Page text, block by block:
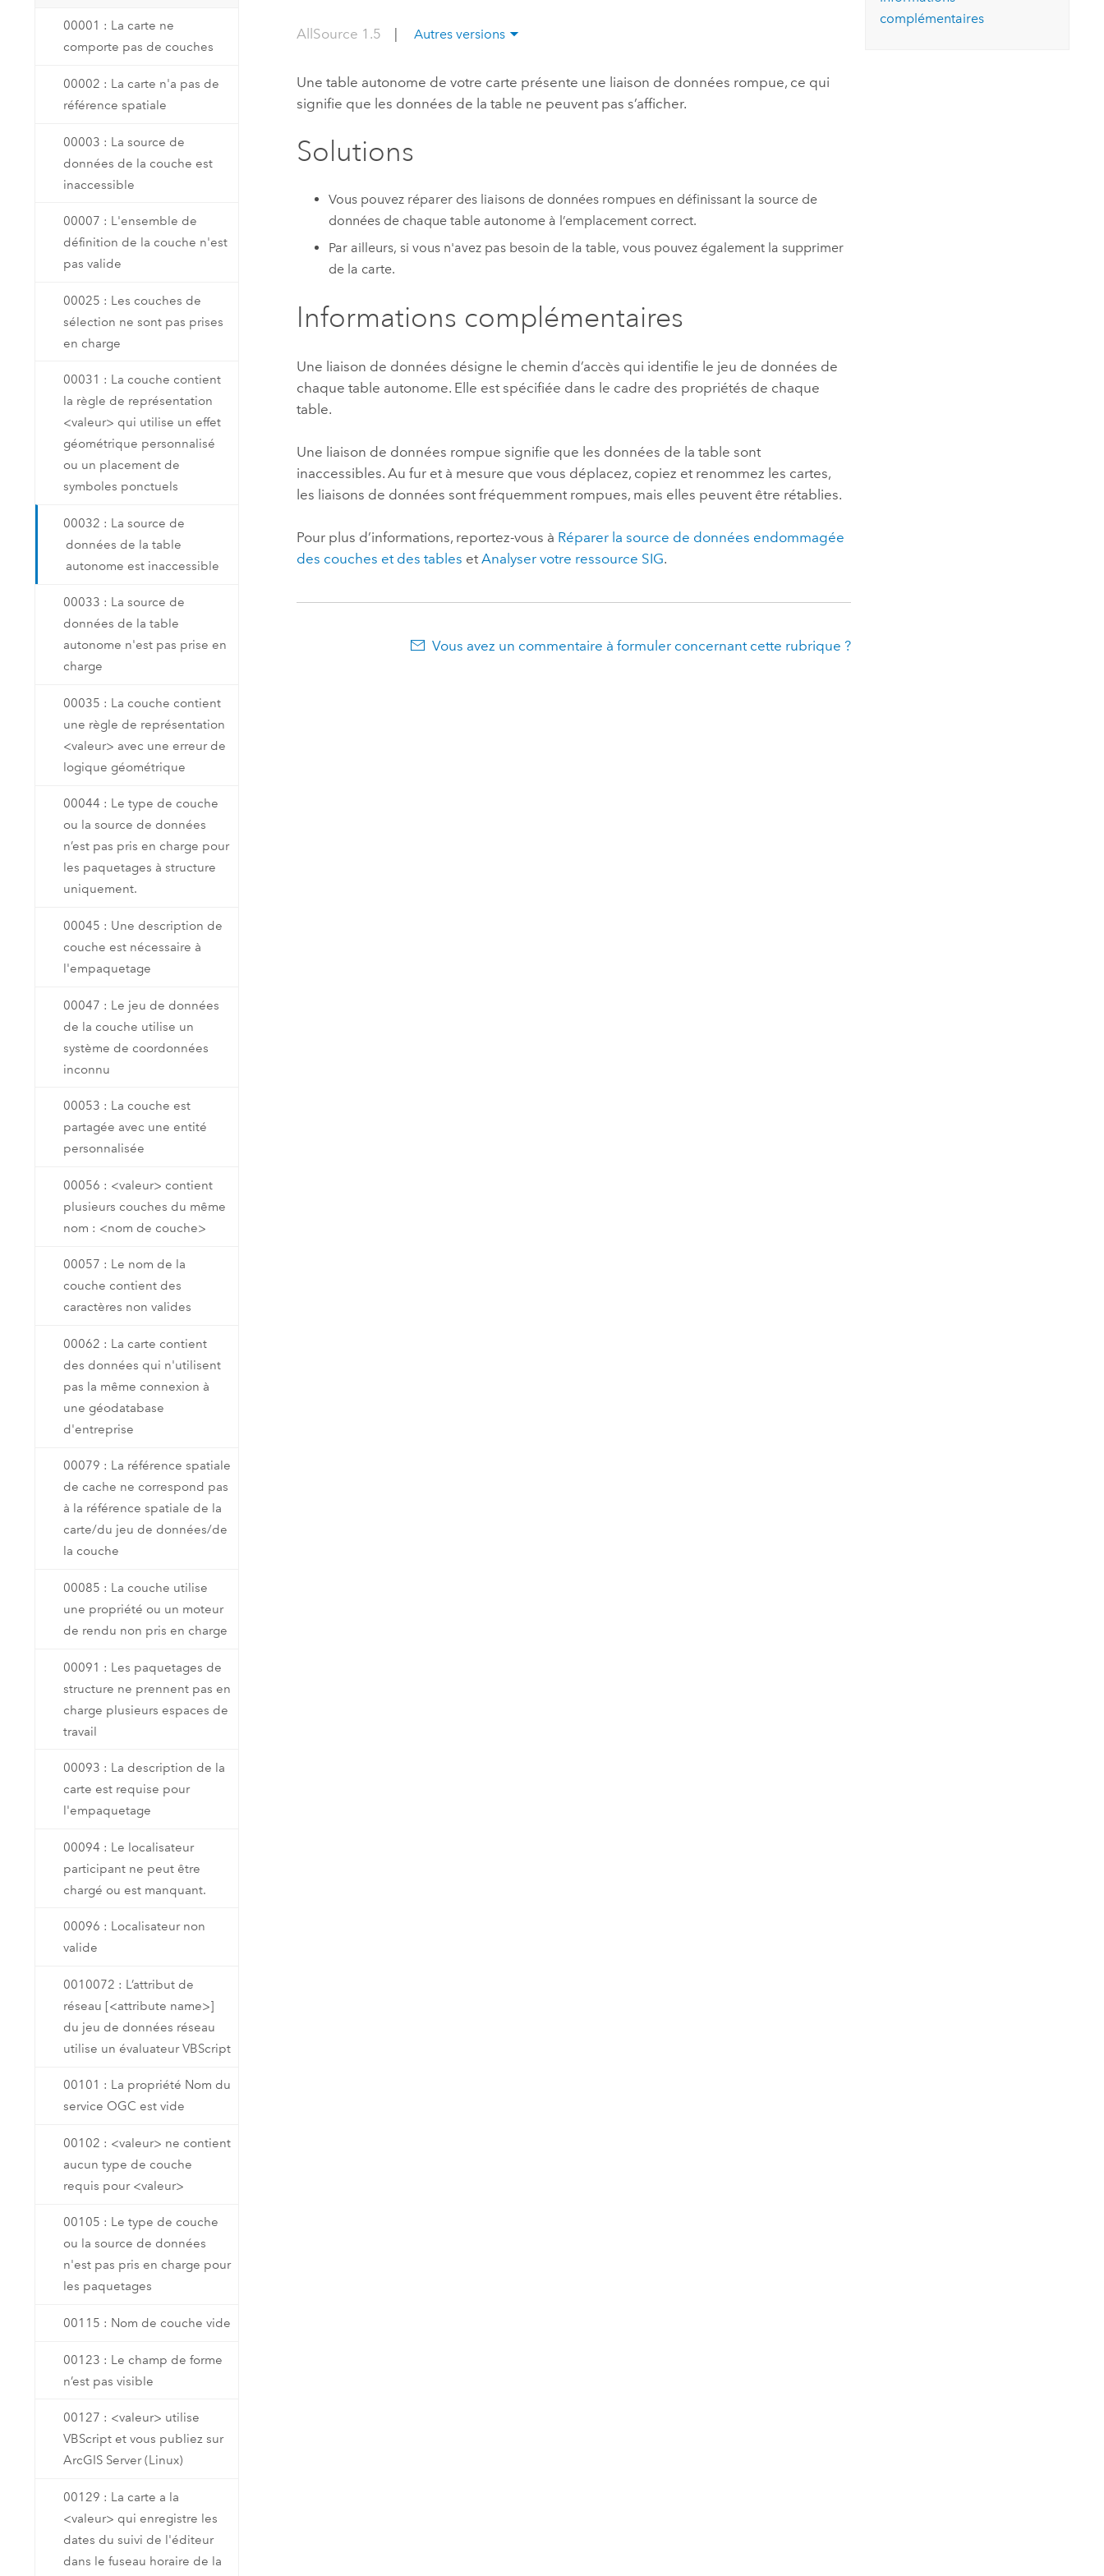
Technologie Developer
Créer des applications de
essai gratuit.
Tous les secteurs d’activité
Explorer ce cours
géospatial
Lire le récit
00001 : La carte ne
comporte pas de couches
00002 : La carte n'a pas de
référence spatiale
00003 : La source de
données de la couche est
inaccessible
00007 : L'ensemble de
définition de la couche n'est
pas valide
00025 : Les couches de
sélection ne sont pas prises
en charge
00031 : La couche contient
la règle de représentation
<valeur> qui utilise un effet
géométrique personnalisé
ou un placement de
symboles ponctuels
00032 : La source de
données de la table
autonome est inaccessible
00033 : La source de
données de la table
autonome n'est pas prise en
charge
00035 : La couche contient
une règle de représentation
<valeur> avec une erreur de
logique géométrique
00044 : Le type de couche
ou la source de données
n’est pas pris en charge pour
les paquetages à structure
uniquement.
00045 : Une description de
couche est nécessaire à
l'empaquetage
00047 : Le jeu de données
de la couche utilise un
système de coordonnées
inconnu
00053 : La couche est
partagée avec une entité
personnalisée
00056 : <valeur> contient
plusieurs couches du même
nom : <nom de couche>
00057 : Le nom de la
couche contient des
caractères non valides
00062 : La carte contient
des données qui n'utilisent
pas la même connexion à
une géodatabase
d'entreprise
00079 : La référence spatiale
de cache ne correspond pas
à la référence spatiale de la
carte/du jeu de données/de
la couche
00085 : La couche utilise
une propriété ou un moteur
de rendu non pris en charge
00091 : Les paquetages de
structure ne prennent pas en
charge plusieurs espaces de
travail
00093 : La description de la
carte est requise pour
l'empaquetage
00094 : Le localisateur
participant ne peut être
chargé ou est manquant.
00096 : Localisateur non
valide
0010072 : L’attribut de
réseau [<attribute name>]
du jeu de données réseau
utilise un évaluateur VBScript
00101 : La propriété Nom du
service OGC est vide
00102 : <valeur> ne contient
aucun type de couche
requis pour <valeur>
00105 : Le type de couche
ou la source de données
n'est pas pris en charge pour
les paquetages
00115 : Nom de couche vide
00123 : Le champ de forme
n’est pas visible
00127 : <valeur> utilise
VBScript et vous publiez sur
ArcGIS Server (Linux)
00129 : La carte a la
<valeur> qui enregistre les
dates du suivi de l'éditeur
dans le fuseau horaire de la
AllSource 1.5 Autres versions
Une table autonome de votre carte présente une liaison de données rompue, ce qui
signifie que les données de la table ne peuvent pas s’afficher.
Solutions
Vous pouvez réparer des liaisons de données rompues en définissant la source de
données de chaque table autonome à l’emplacement correct.
Par ailleurs, si vous n'avez pas besoin de la table, vous pouvez également la supprimer
de la carte.
Informations complémentaires
Une liaison de données désigne le chemin d’accès qui identifie le jeu de données de
chaque table autonome. Elle est spécifiée dans le cadre des propriétés de chaque
table.
Une liaison de données rompue signifie que les données de la table sont
inaccessibles. Au fur et à mesure que vous déplacez, copiez et renommez les cartes,
les liaisons de données sont fréquemment rompues, mais elles peuvent être rétablies.
Pour plus d’informations, reportez-vous à Réparer la source de données endommagée
des couches et des tables etAnalyser votre ressource SIG.
Vous avez un commentaire à formuler concernant cette rubrique ?
complémentaires